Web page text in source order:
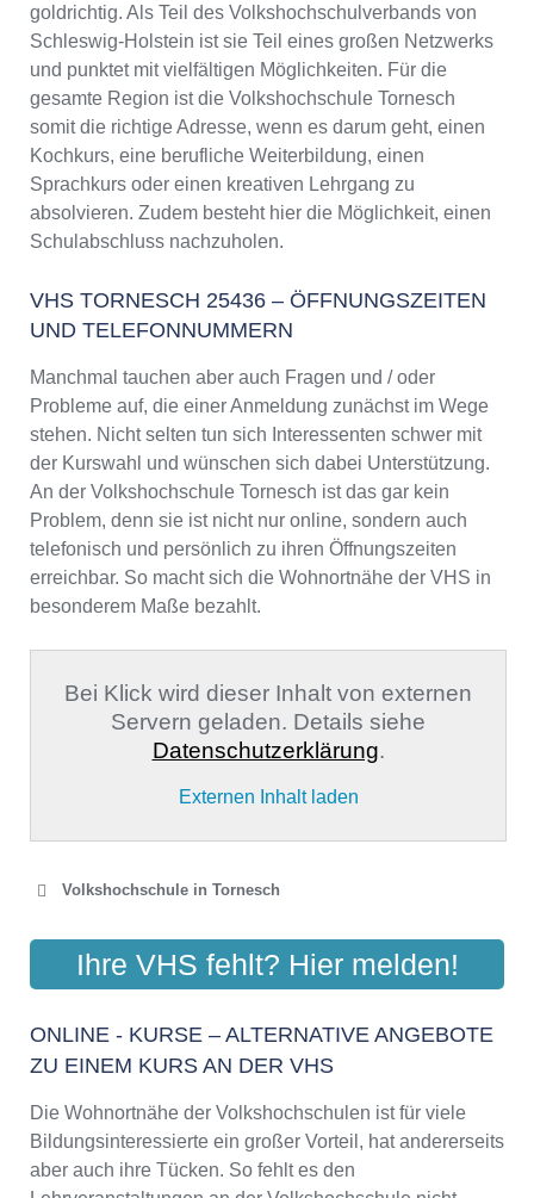
Top-Kurse an der Abendschule Tornesch
Weiterbildung in Tornesch
VHS Tornesch Programm 2025 / 2026
goldrichtig. Als Teil des Volkshochschulverbands von
Schleswig-Holstein ist sie Teil eines großen Netzwerks
und punktet mit vielfältigen Möglichkeiten. Für die
gesamte Region ist die Volkshochschule Tornesch
somit die richtige Adresse, wenn es darum geht, einen
Kochkurs, eine berufliche Weiterbildung, einen
Sprachkurs oder einen kreativen Lehrgang zu
absolvieren. Zudem besteht hier die Möglichkeit, einen
Schulabschluss nachzuholen.
VHS TORNESCH 25436 – ÖFFNUNGSZEITEN
UND TELEFONNUMMERN
Manchmal tauchen aber auch Fragen und / oder
Probleme auf, die einer Anmeldung zunächst im Wege
stehen. Nicht selten tun sich Interessenten schwer mit
der Kurswahl und wünschen sich dabei Unterstützung.
An der Volkshochschule Tornesch ist das gar kein
Problem, denn sie ist nicht nur online, sondern auch
telefonisch und persönlich zu ihren Öffnungszeiten
erreichbar. So macht sich die Wohnortnähe der VHS in
besonderem Maße bezahlt.
Bei Klick wird dieser Inhalt von externen
Servern geladen. Details siehe
Datenschutzerklärung.
Externen Inhalt laden
Volkshochschule in Tornesch
VOLKSHOCHSCHULE
TORNESCH-UETERSEN
Aktualisiert: August 2021
Ihre VHS fehlt? Hier melden!
ONLINE - KURSE – ALTERNATIVE ANGEBOTE
ZU EINEM KURS AN DER VHS
Die Wohnortnähe der Volkshochschulen ist für viele
Bildungsinteressierte ein großer Vorteil, hat andererseits
aber auch ihre Tücken. So fehlt es den